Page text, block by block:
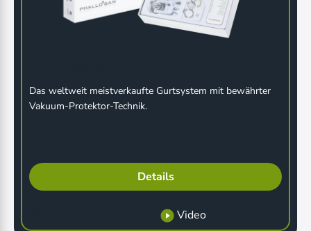
Das weltweit meistverkaufte Gurtsystem mit bewährter
Vakuum-Protektor-Technik.
Details
Video